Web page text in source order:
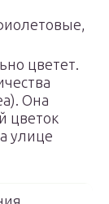
цветет.
Она
цветок
улице